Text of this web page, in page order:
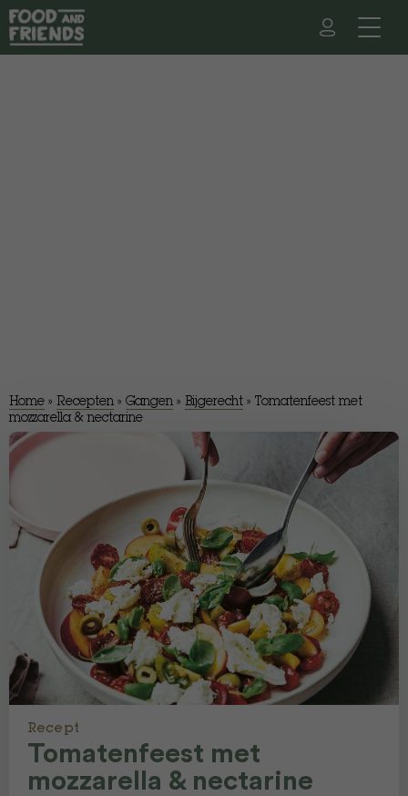
Home » Recepten » Gangen » Bijgerecht » Tomatenfeest met
mozzarella & nectarine
Recept
Tomatenfeest met
mozzarella & nectarine